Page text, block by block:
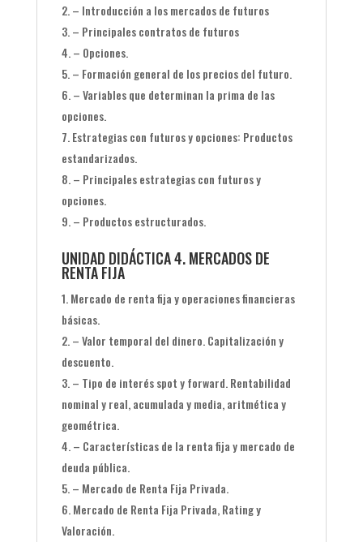
– Introducción a los mercados de futuros
– Principales contratos de futuros
– Opciones.
– Formación general de los precios del futuro.
– Variables que determinan la prima de las
opciones.
Estrategias con futuros y opciones: Productos
estandarizados.
– Principales estrategias con futuros y
opciones.
– Productos estructurados.
UNIDAD DIDÁCTICA 4. MERCADOS DE
RENTA FIJA
Mercado de renta fija y operaciones financieras
básicas.
– Valor temporal del dinero. Capitalización y
descuento.
– Tipo de interés spot y forward. Rentabilidad
nominal y real, acumulada y media, aritmética y
geométrica.
– Características de la renta fija y mercado de
deuda pública.
– Mercado de Renta Fija Privada.
Mercado de Renta Fija Privada, Rating y
Valoración.